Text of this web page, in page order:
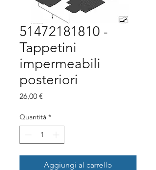
51472181810 -
Tappetini
impermeabili
posteriori
26,00 €
Quantità *
Aggiungi al carrello